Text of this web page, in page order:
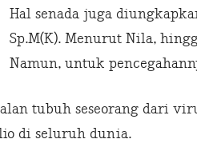
Hal senada juga
Sp.M(K). Menurut Nila,
Namun, untuk
tubuh seseorang dari
di seluruh dunia.